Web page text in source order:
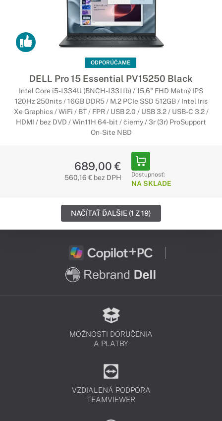
ODPORÚČAME
DELL Pro 15 Essential PV15250 Black
Intel Core i5-1334U (BNCH-13311b) / 15,6" FHD Matný IPS
120Hz 250nits / 16GB DDR5 / M.2 PCIe SSD 512GB / Intel Iris
Xe Graphics / WiFi / BT / FPR / USB 2.0 / USB 3.2 / USB-C 3.2 /
HDMI / bez DVD / Win11H 64-bit / čierny / 3r (3r) ProSupport
On-Site NBD
689,00 €
560,16 € bez DPH Dostupnosť:
NA SKLADE
NAČÍTAŤ ĎALŠIE (1 Z 19)
MOŽNOSTI DORUČENIA
A PLATBY
VZDIALENÁ PODPORA
TEAMVIEWER